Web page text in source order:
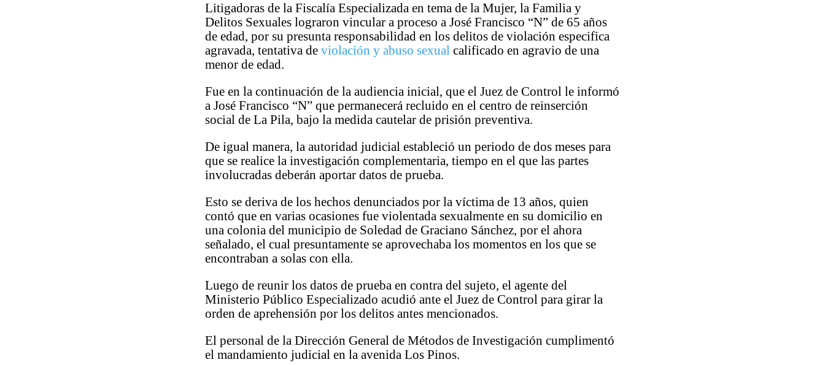
Litigadoras de la Fiscalía Especializada en tema de la Mujer, la Familia y
Delitos Sexuales lograron vincular a proceso a José Francisco “N” de 65 años
de edad, por su presunta responsabilidad en los delitos de violación especifica
agravada, tentativa deviolación y abuso sexual calificado en agravio de una
menor de edad.
Fue en la continuación de la audiencia inicial, que el Juez de Control le informó
a José Francisco “N” que permanecerá recluido en el centro de reinserción
social de La Pila, bajo la medida cautelar de prisión preventiva.
De igual manera, la autoridad judicial estableció un periodo de dos meses para
que se realice la investigación complementaria, tiempo en el que las partes
involucradas deberán aportar datos de prueba.
Esto se deriva de los hechos denunciados por la víctima de 13 años, quien
contó que en varias ocasiones fue violentada sexualmente en su domicilio en
una colonia del municipio de Soledad de Graciano Sánchez, por el ahora
señalado, el cual presuntamente se aprovechaba los momentos en los que se
encontraban a solas con ella.
Luego de reunir los datos de prueba en contra del sujeto, el agente del
Ministerio Público Especializado acudió ante el Juez de Control para girar la
orden de aprehensión por los delitos antes mencionados.
El personal de la Dirección General de Métodos de Investigación cumplimentó
el mandamiento judicial en la avenida Los Pinos.